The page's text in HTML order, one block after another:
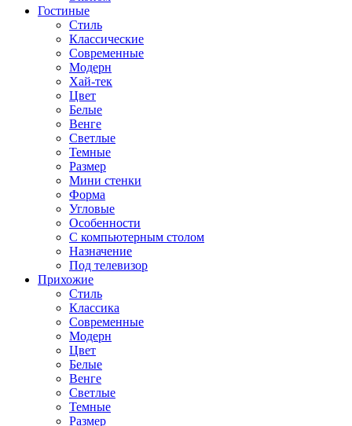
Гостиные
Стиль
Классические
Современные
Модерн
Хай-тек
Цвет
Белые
Венге
Светлые
Темные
Размер
Мини стенки
Форма
Угловые
Особенности
С компьютерным столом
Назначение
Под телевизор
Прихожие
Стиль
Классика
Современные
Модерн
Цвет
Белые
Венге
Светлые
Темные
Размер